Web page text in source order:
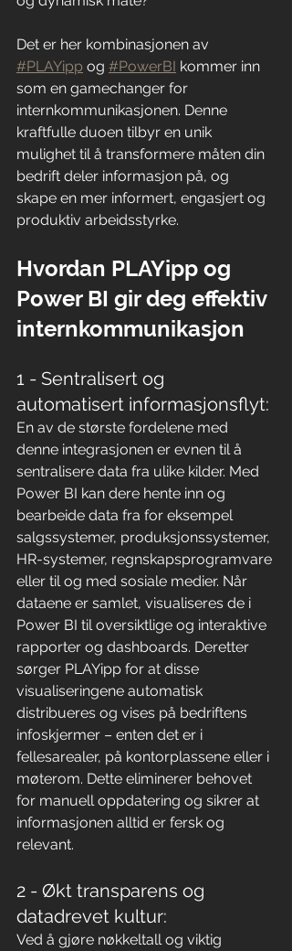
Det er her kombinasjonen av
#PLAYipp og #PowerBI kommer inn
som en gamechanger for
internkommunikasjonen. Denne
kraftfulle duoen tilbyr en unik
mulighet til å transformere måten din
bedrift deler informasjon på, og
skape en mer informert, engasjert og
produktiv arbeidsstyrke.
Hvordan PLAYipp og
Power BI gir deg effektiv
internkommunikasjon
1 - Sentralisert og
automatisert informasjonsflyt:
En av de største fordelene med
denne integrasjonen er evnen til å
sentralisere data fra ulike kilder. Med
Power BI kan dere hente inn og
bearbeide data fra for eksempel
salgssystemer, produksjonssystemer,
HR-systemer, regnskapsprogramvare
eller til og med sosiale medier. Når
dataene er samlet, visualiseres de i
Power BI til oversiktlige og interaktive
rapporter og dashboards. Deretter
sørger PLAYipp for at disse
visualiseringene automatisk
distribueres og vises på bedriftens
infoskjermer – enten det er i
fellesarealer, på kontorplassene eller i
møterom. Dette eliminerer behovet
for manuell oppdatering og sikrer at
informasjonen alltid er fersk og
relevant.
2 - Økt transparens og
datadrevet kultur:
Ved å gjøre nøkkeltall og viktig